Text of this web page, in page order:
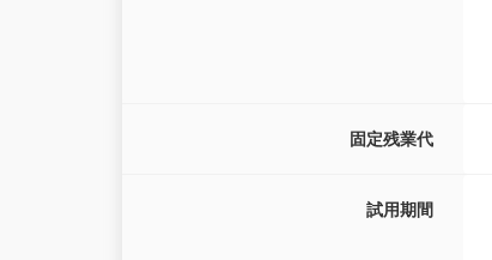
固定残業代
試用期間